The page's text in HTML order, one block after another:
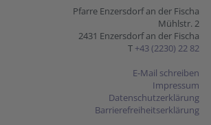
Pfarre Enzersdorf an der Fischa
Mühlstr. 2
2431 Enzersdorf an der Fischa
T +43 (2230) 22 82
E-Mail schreiben
Impressum
Datenschutzerklärung
Barrierefreiheitserklärung